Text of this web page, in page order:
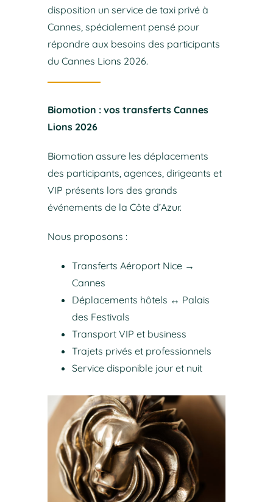
disposition un service de taxi privé à
Cannes, spécialement pensé pour
répondre aux besoins des participants
du Cannes Lions 2026.
Biomotion : vos transferts Cannes
Lions 2026
Biomotion assure les déplacements
des participants, agences, dirigeants et
VIP présents lors des grands
événements de la Côte d’Azur.
Nous proposons :
Transferts Aéroport Nice →
Cannes
Déplacements hôtels ↔ Palais
des Festivals
Transport VIP et business
Trajets privés et professionnels
Service disponible jour et nuit